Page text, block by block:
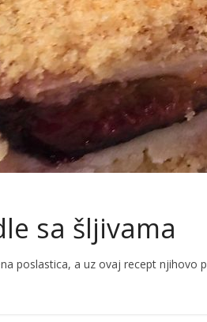
sa šljivama
poslastica, a uz ovaj recept njihovo